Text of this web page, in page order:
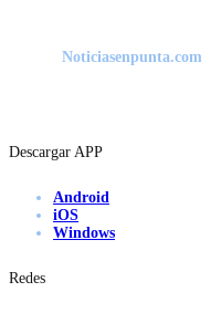
Noticiasenpunta.com
Descargar APP
Android
iOS
Windows
Redes